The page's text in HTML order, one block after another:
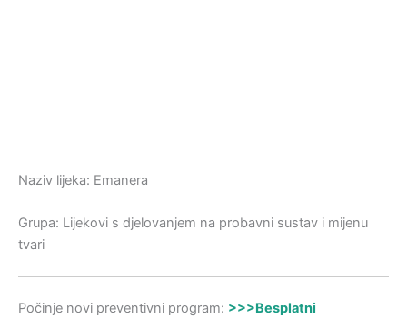
Naziv lijeka: Emanera
Grupa: Lijekovi s djelovanjem na probavni sustav i mijenu
tvari
Počinje novi preventivni program: >>>Besplatni